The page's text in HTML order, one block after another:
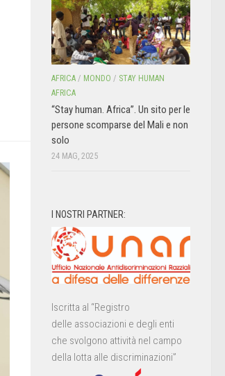
AFRICA / MONDO / STAY HUMAN
AFRICA
“Stay human. Africa”. Un sito per le
persone scomparse del Mali e non
solo
24 MAG, 2025
I NOSTRI PARTNER:
Iscritta al “Registro
delle associazioni e degli enti
che svolgono attività nel campo
della lotta alle discriminazioni”